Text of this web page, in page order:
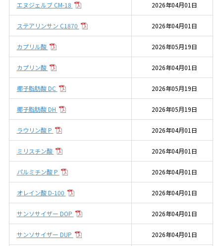
エヌジェルブ CM-18 2026年04月01日
ステアリンサン C1870 2026年04月01日
カプリル酸 2026年05月19日
カプリン酸 2026年04月01日
椰子脂肪酸 DC 2026年05月19日
椰子脂肪酸 DH 2026年05月19日
ラウリン酸 P 2026年04月01日
ミリスチン酸 2026年04月01日
パルミチン酸 P 2026年04月01日
オレイン酸 D-100 2026年04月01日
サンソサイザー DOP 2026年04月01日
サンソサイザー DUP 2026年04月01日